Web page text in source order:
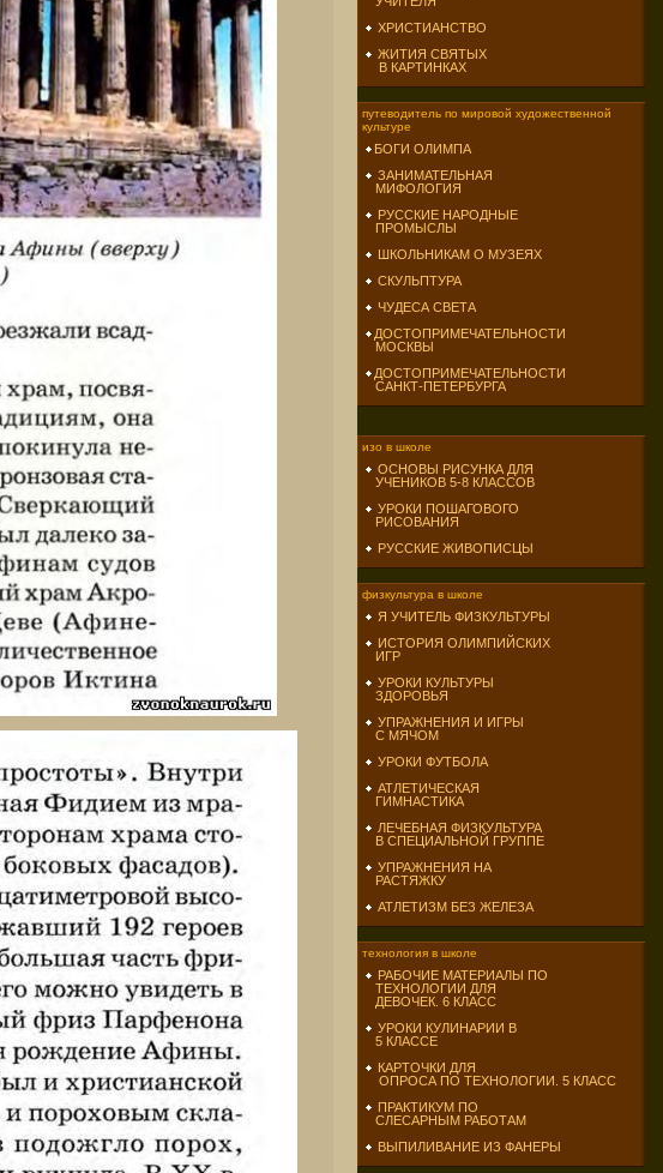
ХРИСТИАНСТВО
ЖИТИЯ СВЯТЫХ
В КАРТИНКАХ
путеводитель по мировой художественной
культуре
БОГИ ОЛИМПА
ЗАНИМАТЕЛЬНАЯ
МИФОЛОГИЯ
РУССКИЕ НАРОДНЫЕ
ПРОМЫСЛЫ
ШКОЛЬНИКАМ О МУЗЕЯХ
СКУЛЬПТУРА
ЧУДЕСА СВЕТА
ДОСТОПРИМЕЧАТЕЛЬНОСТИ
МОСКВЫ
ДОСТОПРИМЕЧАТЕЛЬНОСТИ
САНКТ-ПЕТЕРБУРГА
изо в школе
ОСНОВЫ РИСУНКА ДЛЯ
УЧЕНИКОВ 5-8 КЛАССОВ
УРОКИ ПОШАГОВОГО
РИСОВАНИЯ
РУССКИЕ ЖИВОПИСЦЫ
физкультура в школе
Я УЧИТЕЛЬ ФИЗКУЛЬТУРЫ
ИСТОРИЯ ОЛИМПИЙСКИХ
ИГР
УРОКИ КУЛЬТУРЫ
ЗДОРОВЬЯ
УПРАЖНЕНИЯ И ИГРЫ
С МЯЧОМ
УРОКИ ФУТБОЛА
АТЛЕТИЧЕСКАЯ
ГИМНАСТИКА
ЛЕЧЕБНАЯ ФИЗКУЛЬТУРА
В СПЕЦИАЛЬНОЙ ГРУППЕ
УПРАЖНЕНИЯ НА
РАСТЯЖКУ
АТЛЕТИЗМ БЕЗ ЖЕЛЕЗА
технология в школе
РАБОЧИЕ МАТЕРИАЛЫ ПО
ТЕХНОЛОГИИ ДЛЯ
ДЕВОЧЕК. 6 КЛАСС
УРОКИ КУЛИНАРИИ В
5 КЛАССЕ
КАРТОЧКИ ДЛЯ
ОПРОСА ПО ТЕХНОЛОГИИ. 5 КЛАСС
ПРАКТИКУМ ПО
СЛЕСАРНЫМ РАБОТАМ
ВЫПИЛИВАНИЕ ИЗ ФАНЕРЫ